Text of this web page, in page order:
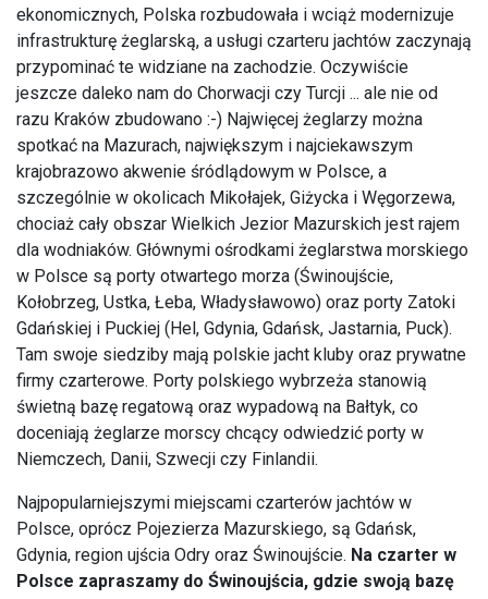
ekonomicznych, Polska rozbudowała i wciąż modernizuje
infrastrukturę żeglarską, a usługi czarteru jachtów zaczynają
przypominać te widziane na zachodzie. Oczywiście
jeszcze daleko nam do Chorwacji czy Turcji ... ale nie od
razu Kraków zbudowano :-) Najwięcej żeglarzy można
spotkać na Mazurach, największym i najciekawszym
krajobrazowo akwenie śródlądowym w Polsce, a
szczególnie w okolicach Mikołajek, Giżycka i Węgorzewa,
chociaż cały obszar Wielkich Jezior Mazurskich jest rajem
dla wodniaków. Głównymi ośrodkami żeglarstwa morskiego
w Polsce są porty otwartego morza (Świnoujście,
Kołobrzeg, Ustka, Łeba, Władysławowo) oraz porty Zatoki
Gdańskiej i Puckiej (Hel, Gdynia, Gdańsk, Jastarnia, Puck).
Tam swoje siedziby mają polskie jacht kluby oraz prywatne
firmy czarterowe. Porty polskiego wybrzeża stanowią
świetną bazę regatową oraz wypadową na Bałtyk, co
doceniają żeglarze morscy chcący odwiedzić porty w
Niemczech, Danii, Szwecji czy Finlandii.
Najpopularniejszymi miejscami czarterów jachtów w
Polsce, oprócz Pojezierza Mazurskiego, są Gdańsk,
Gdynia, region ujścia Odry oraz Świnoujście. Na czarter w
Polsce zapraszamy do Świnoujścia, gdzie swoją bazę